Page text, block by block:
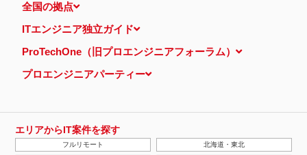
本人が容易に認識できない方法による個人情報の取得
当ウェブサイトでは、広告配信事業者が提供するプログラムを利用
し、特定のサイトにおいて行動ターゲティング広告（サイト閲覧情
報などをもとにユーザーの興味・関心にあわせて広告を配信する広
告手法）を行っております。 その際、ユーザーのサイト訪問履歴
情報を採取するためCookieを使用しています（ただし、個人を特
定・識別できるような情報は一切含まれておりません）。
正、その他個人情報の安全管理のために必要かつ適切な措置を講じ
ます。
当社の個人情報の取扱いに関する苦情、相談等の問合せ先
株式会社ＰＥ－ＢＡＮＫ 個人情報相談窓口
全国の拠点
ITエンジニア独立ガイド
ProTechOne（旧プロエンジニアフォーラム）
プロエンジニアパーティー
エリアからIT案件を探す
フルリモート 北海道・東北